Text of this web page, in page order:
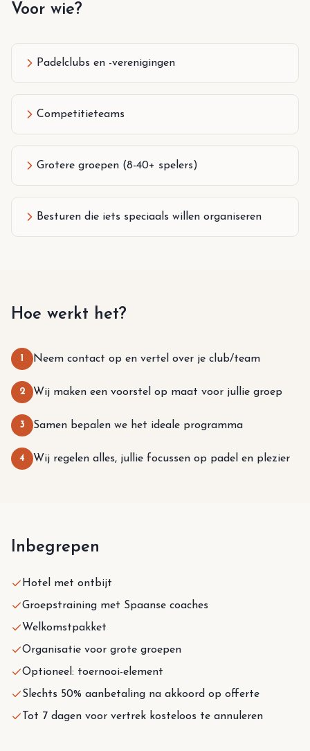
Voor wie?
Padelclubs en -verenigingen
Competitieteams
Grotere groepen (8-40+ spelers)
Besturen die iets speciaals willen organiseren
Hoe werkt het?
1 Neem contact op en vertel over je club/team
2 Wij maken een voorstel op maat voor jullie groep
3 Samen bepalen we het ideale programma
4 Wij regelen alles, jullie focussen op padel en plezier
Inbegrepen
Hotel met ontbijt
Groepstraining met Spaanse coaches
Welkomstpakket
Organisatie voor grote groepen
Optioneel: toernooi-element
Slechts 50% aanbetaling na akkoord op offerte
Tot 7 dagen voor vertrek kosteloos te annuleren